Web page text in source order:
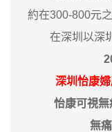
約在300-800元
在深圳以深圳
深圳怡康
怡康可視無
無痛